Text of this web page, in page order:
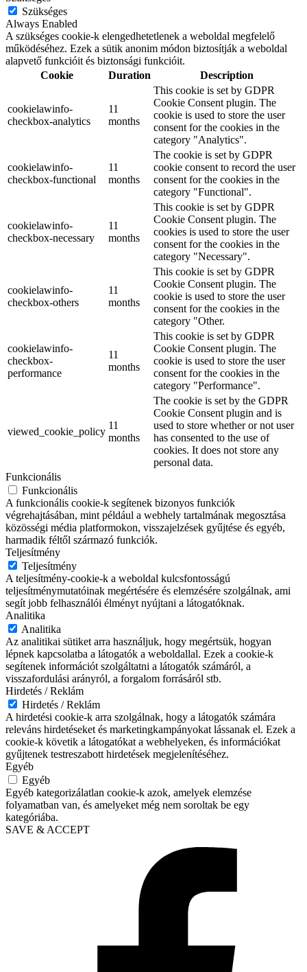
Szükséges
Always Enabled
A szükséges cookie-k elengedhetetlenek a weboldal megfelelő
működéséhez. Ezek a sütik anonim módon biztosítják a weboldal
alapvető funkcióit és biztonsági funkcióit.
Cookie
Duration Description
cookielawinfo-
checkbox-analytics
11
months
This cookie is set by GDPR
Cookie Consent plugin. The
cookie is used to store the user
consent for the cookies in the
category "Analytics".
cookielawinfo-
checkbox-functional
11
months
The cookie is set by GDPR
cookie consent to record the user
consent for the cookies in the
category "Functional".
cookielawinfo-
checkbox-necessary
11
months
This cookie is set by GDPR
Cookie Consent plugin. The
cookies is used to store the user
consent for the cookies in the
category "Necessary".
cookielawinfo-
checkbox-others
11
months
This cookie is set by GDPR
Cookie Consent plugin. The
cookie is used to store the user
consent for the cookies in the
category "Other.
cookielawinfo-
checkbox-
performance
11
months
This cookie is set by GDPR
Cookie Consent plugin. The
cookie is used to store the user
consent for the cookies in the
category "Performance".
viewed_cookie_policy
11
months
The cookie is set by the GDPR
Cookie Consent plugin and is
used to store whether or not user
has consented to the use of
cookies. It does not store any
personal data.
Funkcionális
Funkcionális
A funkcionális cookie-k segítenek bizonyos funkciók
végrehajtásában, mint például a webhely tartalmának megosztása
közösségi média platformokon, visszajelzések gyűjtése és egyéb,
harmadik féltől származó funkciók.
Teljesítmény
Teljesítmény
A teljesítmény-cookie-k a weboldal kulcsfontosságú
teljesítménymutatóinak megértésére és elemzésére szolgálnak, ami
segít jobb felhasználói élményt nyújtani a látogatóknak.
Analitika
Analitika
Az analitikai sütiket arra használjuk, hogy megértsük, hogyan
lépnek kapcsolatba a látogatók a weboldallal. Ezek a cookie-k
segítenek információt szolgáltatni a látogatók számáról, a
visszafordulási arányról, a forgalom forrásáról stb.
Hirdetés / Reklám
Hirdetés / Reklám
A hirdetési cookie-k arra szolgálnak, hogy a látogatók számára
releváns hirdetéseket és marketingkampányokat lássanak el. Ezek a
cookie-k követik a látogatókat a webhelyeken, és információkat
gyűjtenek testreszabott hirdetések megjelenítéséhez.
Egyéb
Egyéb
Egyéb kategorizálatlan cookie-k azok, amelyek elemzése
folyamatban van, és amelyeket még nem soroltak be egy
kategóriába.
SAVE & ACCEPT